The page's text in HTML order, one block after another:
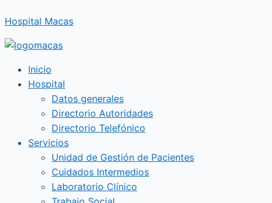
al
contenido
Hospital Macas
Inicio
Hospital
Datos generales
Directorio Autoridades
Directorio Telefónico
Servicios
Unidad de Gestión de Pacientes
Cuidados Intermedios
Laboratorio Clínico